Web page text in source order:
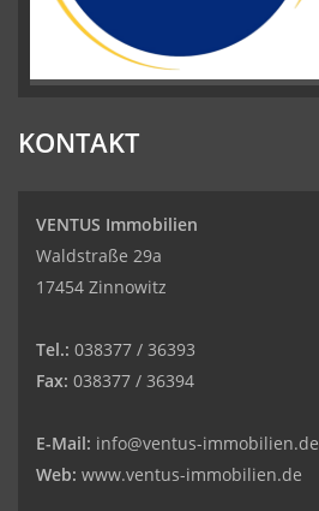
KONTAKT
VENTUS Immobilien
Waldstraße 29a
17454 Zinnowitz
Tel.: 038377 / 36393
Fax: 038377 / 36394
E-Mail: info@ventus-immobilien.de
Web: www.ventus-immobilien.de